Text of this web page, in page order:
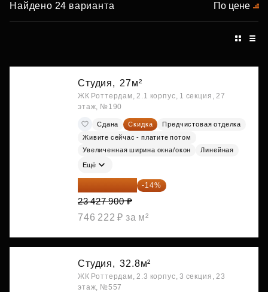
Найдено 24 варианта По цене
Студия, 27м²
ЖК Роттердам, 2.1 корпус, 1 секция, 27
этаж, №190
Сдана Скидка
Предчистовая отделка
Живите сейчас - платите потом
Увеличенная ширина окна/окон
Линейная
Ещё
20 147 994 ₽ -14%
23 427 900 ₽
746 222 ₽ за м²
Студия, 32.8м²
ЖК Роттердам, 2.3 корпус, 3 секция, 23
этаж, №557